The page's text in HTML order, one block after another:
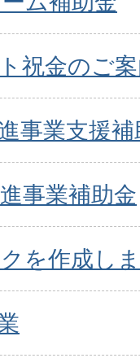
祝金のご
事業支援補
事業補助金
を作成し